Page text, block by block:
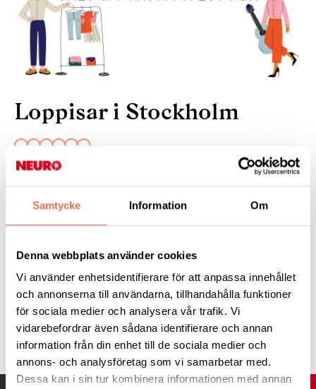
Samtycke Information Om
Denna webbplats använder cookies
Vi använder enhetsidentifierare för att anpassa innehållet
och annonserna till användarna, tillhandahålla funktioner
för sociala medier och analysera vår trafik. Vi
vidarebefordrar även sådana identifierare och annan
information från din enhet till de sociala medier och
annons- och analysföretag som vi samarbetar med.
Dessa kan i sin tur kombinera informationen med annan
Loppisar i Stockholm
14 juni 2024
Det ordnas loppisar över hela Stockholm i sommar. Loppisar kan
Tipsa